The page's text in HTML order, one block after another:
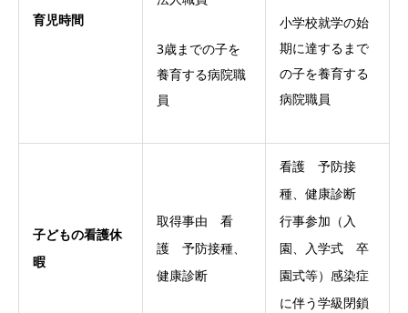
育児時間
3歳までの子を
養育する病院職
員
小学校就学の始
期に達するまで
の子を養育する
病院職員
子どもの看護休
暇
取得事由 看
護 予防接種、
健康診断
看護 予防接
種、健康診断
行事参加（入
園、入学式 卒
園式等）感染症
に伴う学級閉鎖